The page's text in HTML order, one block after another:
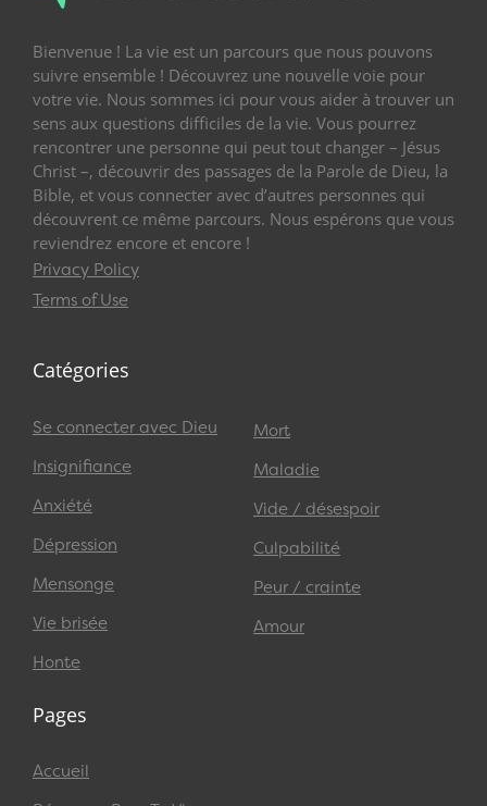
Bienvenue ! La vie est un parcours que nous pouvons
suivre ensemble ! Découvrez une nouvelle voie pour
votre vie. Nous sommes ici pour vous aider à trouver un
sens aux questions difficiles de la vie. Vous pourrez
rencontrer une personne qui peut tout changer – Jésus
Christ –, découvrir des passages de la Parole de Dieu, la
Bible, et vous connecter avec d’autres personnes qui
découvrent ce même parcours. Nous espérons que vous
reviendrez encore et encore !
Privacy Policy
Terms of Use
Catégories
Se connecter avec Dieu
Insignifiance
Anxiété
Dépression
Mensonge
Vie brisée
Honte
Mort
Maladie
Vide / désespoir
Culpabilité
Peur / crainte
Amour
Pages
Accueil